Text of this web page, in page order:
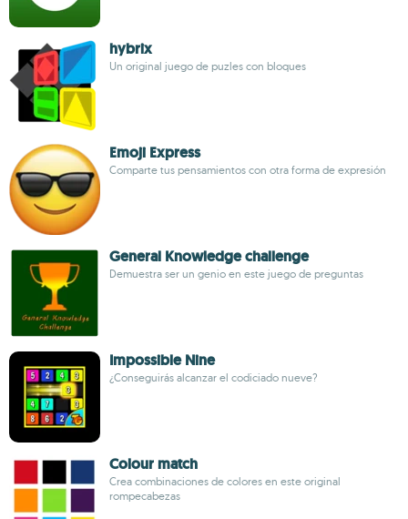
hybrix
Un original juego de puzles con bloques
Emoji Express
Comparte tus pensamientos con otra forma de expresión
General Knowledge challenge
Demuestra ser un genio en este juego de preguntas
Impossible Nine
¿Conseguirás alcanzar el codiciado nueve?
Colour match
Crea combinaciones de colores en este original
rompecabezas